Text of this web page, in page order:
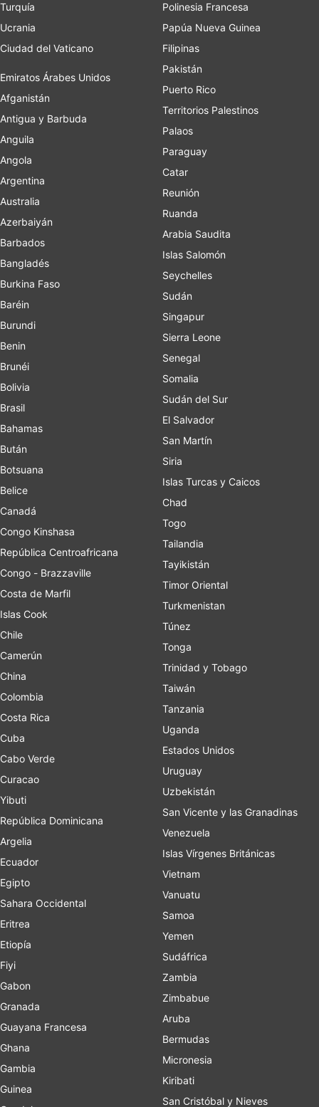
Turquía
Ucrania
Ciudad del Vaticano
Emiratos Árabes Unidos
Afganistán
Antigua y Barbuda
Anguila
Angola
Argentina
Australia
Azerbaiyán
Barbados
Bangladés
Burkina Faso
Baréin
Burundi
Benin
Brunéi
Bolivia
Brasil
Bahamas
Bután
Botsuana
Belice
Canadá
Congo Kinshasa
República Centroafricana
Congo - Brazzaville
Costa de Marfil
Islas Cook
Chile
Camerún
China
Colombia
Costa Rica
Cuba
Cabo Verde
Curacao
Yibuti
República Dominicana
Argelia
Ecuador
Egipto
Sahara Occidental
Eritrea
Etiopía
Fiyi
Gabon
Granada
Guayana Francesa
Ghana
Gambia
Guinea
Polinesia Francesa
Papúa Nueva Guinea
Filipinas
Pakistán
Puerto Rico
Territorios Palestinos
Palaos
Paraguay
Catar
Reunión
Ruanda
Arabia Saudita
Islas Salomón
Seychelles
Sudán
Singapur
Sierra Leone
Senegal
Somalia
Sudán del Sur
El Salvador
San Martín
Siria
Islas Turcas y Caicos
Chad
Togo
Tailandia
Tayikistán
Timor Oriental
Turkmenistan
Túnez
Tonga
Trinidad y Tobago
Taiwán
Tanzania
Uganda
Estados Unidos
Uruguay
Uzbekistán
San Vicente y las Granadinas
Venezuela
Islas Vírgenes Británicas
Vietnam
Vanuatu
Samoa
Yemen
Sudáfrica
Zambia
Zimbabue
Aruba
Bermudas
Micronesia
Kiribati
San Cristóbal y Nieves